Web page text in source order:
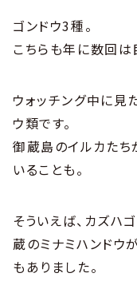
ゴンドウ3種。
こちらも年に数回は
ウォッチング中に見
ウ類です。
御蔵島のイルカたち
いることも。
そういえば、カズハ
蔵のミナミハンドウ
もありました。